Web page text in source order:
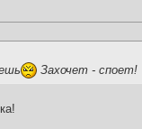
Захочет - споет!